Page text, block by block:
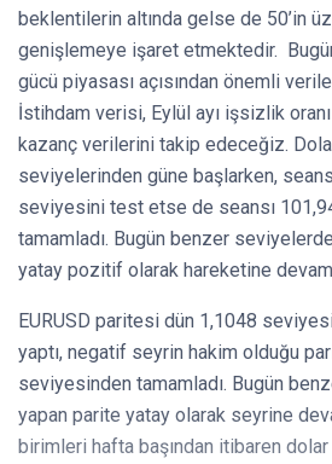
beklentilerin altında gelse de 50’in
genişlemeye işaret etmektedir.
gücü piyasası açısından önemli
İstihdam verisi, Eylül ayı işsizlik
kazanç verilerini takip edeceğiz.
seviyelerinden güne başlarken,
seviyesini test etse de seansı
tamamladı. Bugün benzer
yatay pozitif olarak hareketine
EURUSD paritesi dün 1,1048
yaptı, negatif seyrin hakim olduğu
seviyesinden tamamladı. Bugün
yapan parite yatay olarak seyrine
birimleri hafta başından itibaren dolar